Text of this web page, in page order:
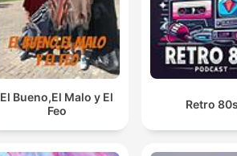
El Bueno,El Malo y El
Feo
Retro